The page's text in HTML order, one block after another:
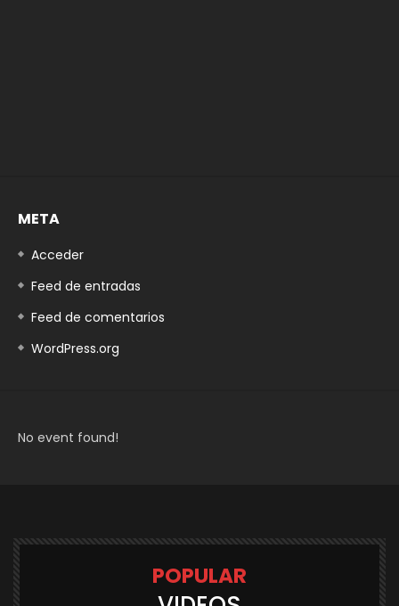
META
Acceder
Feed de entradas
Feed de comentarios
WordPress.org
No event found!
POPULAR